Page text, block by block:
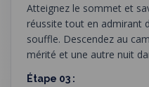
Atteignez le sommet et
réussite tout en admirant
souffle. Descendez au
mérité et une autre nuit
Étape 03 :